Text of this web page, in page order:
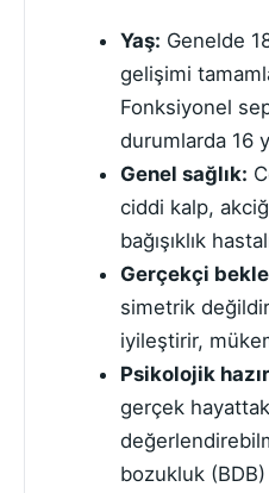
Yaş: Genelde
gelişimi
Fonksiyonel
durumlarda 16
Genel sağlık:
ciddi kalp,
bağışıklık
Gerçekçi
simetrik
iyileştirir,
Psikolojik
gerçek
bozukluk